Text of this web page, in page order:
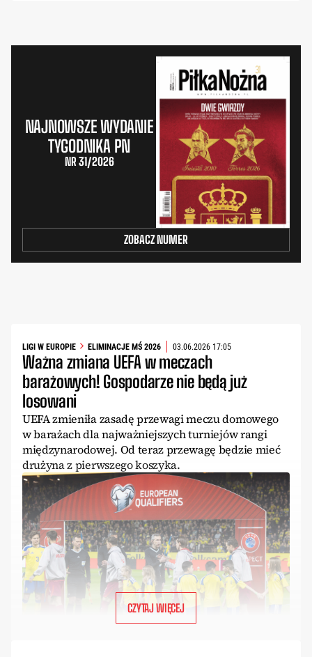
NAJNOWSZE WYDANIE
TYGODNIKA PN
NR 31/2026
ZOBACZ NUMER
LIGI W EUROPIE ELIMINACJE MŚ 2026 03.06.2026 17:05
Ważna zmiana UEFA w meczach
barażowych! Gospodarze nie będą już
losowani
UEFA zmieniła zasadę przewagi meczu domowego
w barażach dla najważniejszych turniejów rangi
międzynarodowej. Od teraz przewagę będzie mieć
drużyna z pierwszego koszyka.
CZYTAJ WIĘCEJ